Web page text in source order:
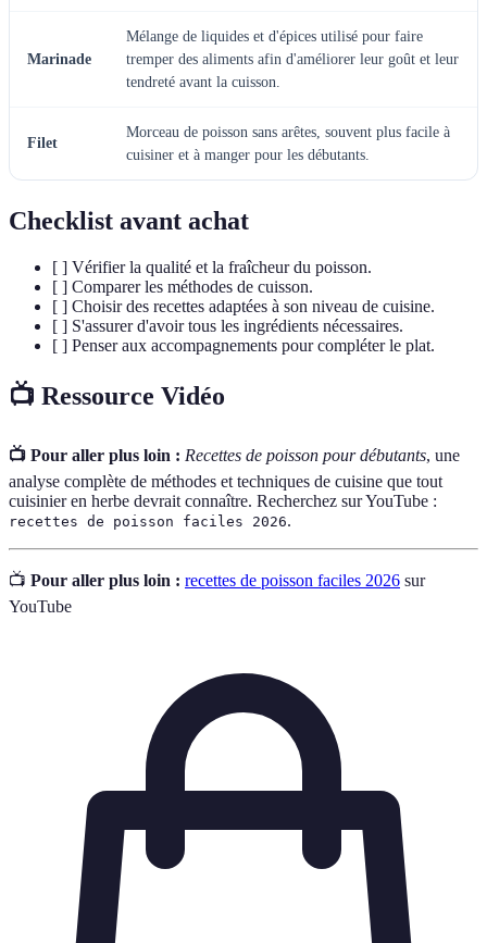
Marinade
Mélange de liquides et d'épices utilisé pour faire
tremper des aliments afin d'améliorer leur goût et leur
tendreté avant la cuisson.
Filet
Morceau de poisson sans arêtes, souvent plus facile à
cuisiner et à manger pour les débutants.
Checklist avant achat
[ ] Vérifier la qualité et la fraîcheur du poisson.
[ ] Comparer les méthodes de cuisson.
[ ] Choisir des recettes adaptées à son niveau de cuisine.
[ ] S'assurer d'avoir tous les ingrédients nécessaires.
[ ] Penser aux accompagnements pour compléter le plat.
📺 Ressource Vidéo
📺 Pour aller plus loin : Recettes de poisson pour débutants, une
analyse complète de méthodes et techniques de cuisine que tout
cuisinier en herbe devrait connaître. Recherchez sur YouTube :
recettes de poisson faciles 2026.
📺 Pour aller plus loin : recettes de poisson faciles 2026 sur
YouTube